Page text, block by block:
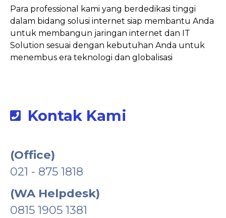
Para professional kami yang berdedikasi tinggi
dalam bidang solusi internet siap membantu Anda
untuk membangun jaringan internet dan IT
Solution sesuai dengan kebutuhan Anda untuk
menembus era teknologi dan globalisasi
Kontak Kami
(Office)
021 - 875 1818
(WA Helpdesk)
0815 1905 1381